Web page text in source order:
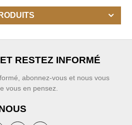
RESTEZ INFORMÉ
abonnez-vous et nous vous
vous en pensez.